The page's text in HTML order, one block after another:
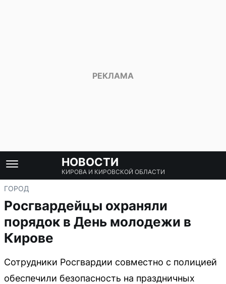
НОВОСТИ
КИРОВА И КИРОВСКОЙ ОБЛАСТИ
ГОРОД
Росгвардейцы охраняли
порядок в День молодежи в
Кирове
Сотрудники Росгвардии совместно с полицией
обеспечили безопасность на праздничных